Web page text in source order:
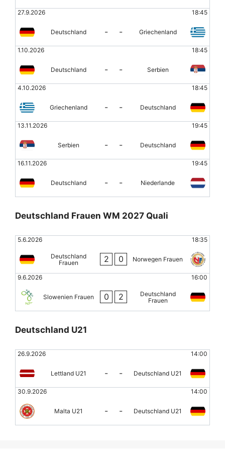
27.9.2026 18:45
Deutschland - - Griechenland
1.10.2026 18:45
Deutschland - - Serbien
4.10.2026 18:45
Griechenland - - Deutschland
13.11.2026 19:45
Serbien - - Deutschland
16.11.2026 19:45
Deutschland - - Niederlande
Deutschland Frauen WM 2027 Quali
5.6.2026 18:35
Deutschland
Frauen
2 0 Norwegen Frauen
9.6.2026 16:00
Slowenien Frauen 0 2
Deutschland
Frauen
Deutschland U21
26.9.2026 14:00
Lettland U21 - - Deutschland U21
30.9.2026 14:00
Malta U21 - - Deutschland U21